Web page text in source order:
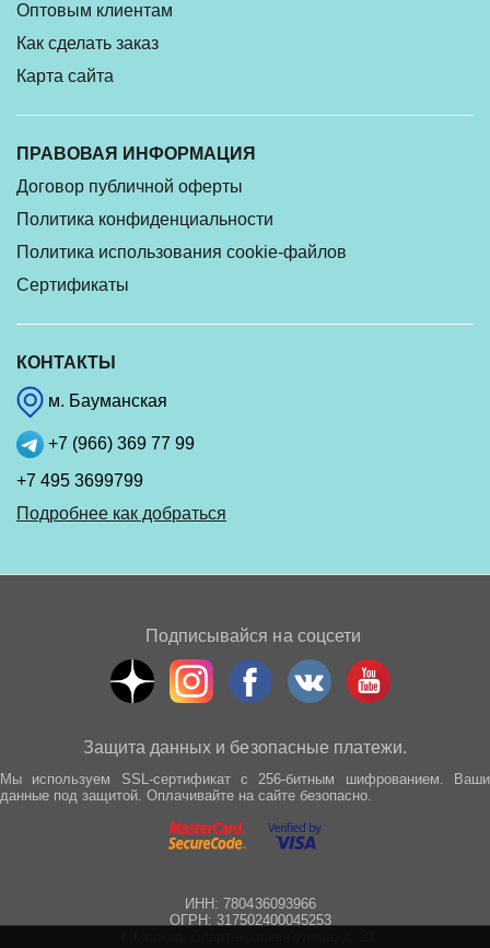
Оптовым клиентам
Как сделать заказ
Карта сайта
ПРАВОВАЯ ИНФОРМАЦИЯ
Договор публичной оферты
Политика конфиденциальности
Политика использования cookie-файлов
Сертификаты
КОНТАКТЫ
м. Бауманская
+7 (966) 369 77 99
+7 495 3699799
Подробнее как добраться
Подписывайся на соцсети
Защита данных и безопасные платежи.
Мы используем SSL-сертификат с 256-битным шифрованием. Ваши
данные под защитой. Оплачивайте на сайте безопасно.
ИНН: 780436093966
ОГРН: 317502400045253